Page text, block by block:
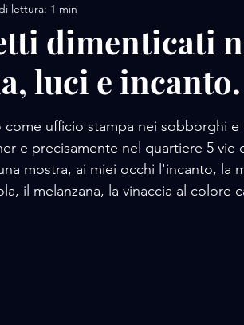
AMORE / MOTORS / SPORT
AMORE / PERFUME AMORE /
/ LUXURY WHATCHES
dimenticati
luci e incanto.
lettura: 1 min
ufficio stampa nei sobborghi
e precisamente nel quartiere 5 vie
mostra, ai miei occhi l'incanto, la
il melanzana, la vinaccia al colore